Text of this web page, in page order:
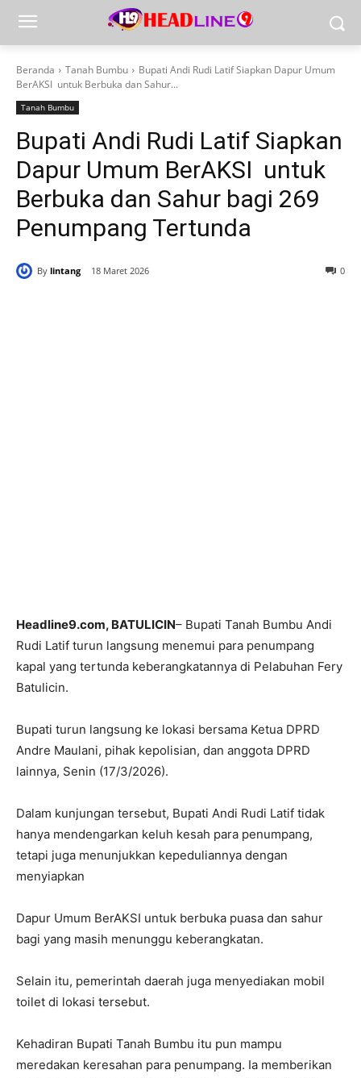
Beranda Tanah Bumbu
Bupati Andi Rudi Latif Siapkan Dapur Umum
BerAKSI untuk Berbuka dan Sahur...
Tanah Bumbu
Bupati Andi Rudi Latif Siapkan
Dapur Umum BerAKSI untuk
Berbuka dan Sahur bagi 269
Penumpang Tertunda
By lintang 18 Maret 2026 0
Headline9.com, BATULICIN– Bupati Tanah Bumbu Andi
Rudi Latif turun langsung menemui para penumpang
kapal yang tertunda keberangkatannya di Pelabuhan Fery
Batulicin.
Bupati turun langsung ke lokasi bersama Ketua DPRD
Andre Maulani, pihak kepolisian, dan anggota DPRD
lainnya, Senin (17/3/2026).
Dalam kunjungan tersebut, Bupati Andi Rudi Latif tidak
hanya mendengarkan keluh kesah para penumpang,
tetapi juga menunjukkan kepeduliannya dengan
menyiapkan
Dapur Umum BerAKSI untuk berbuka puasa dan sahur
bagi yang masih menunggu keberangkatan.
Selain itu, pemerintah daerah juga menyediakan mobil
toilet di lokasi tersebut.
Kehadiran Bupati Tanah Bumbu itu pun mampu
meredakan keresahan para penumpang. Ia memberikan